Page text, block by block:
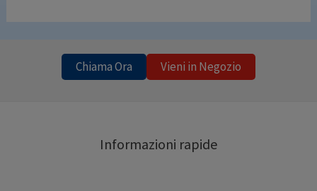
Design quadrato in punta – Suola resistente,
antiscivolo e ampia – Design a 15° del cuneo – Tallone
Marchio: DJO – Modello: Podapro
Chiama Ora Vieni in Negozio
Informazioni rapide